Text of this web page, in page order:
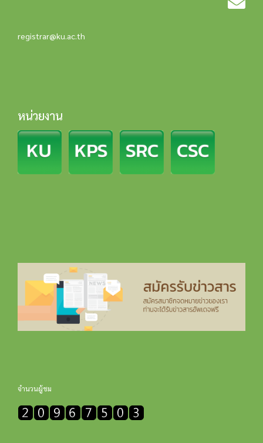
registrar@ku.ac.th
หน่วยงาน
จำนวนผู้ชม